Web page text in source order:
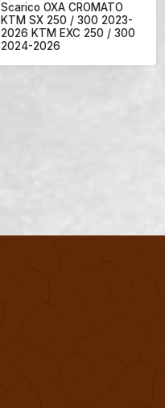
Scarico OXA CROMATO
KTM SX 250 / 300 2023-
2026 KTM EXC 250 / 300
2024-2026